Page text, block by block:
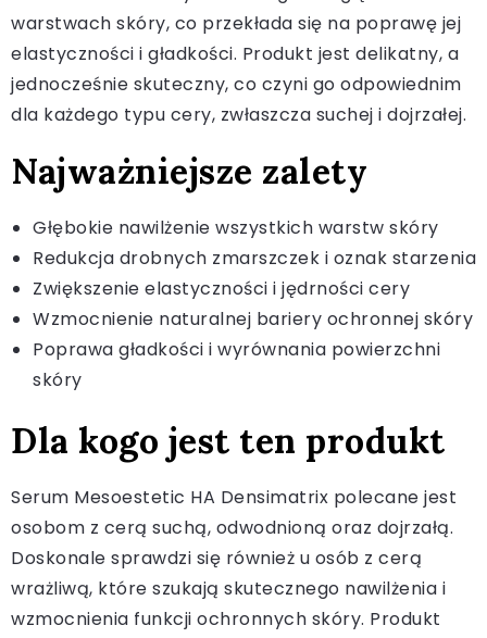
warstwach skóry, co przekłada się na poprawę jej
elastyczności i gładkości. Produkt jest delikatny, a
jednocześnie skuteczny, co czyni go odpowiednim
dla każdego typu cery, zwłaszcza suchej i dojrzałej.
Najważniejsze zalety
Głębokie nawilżenie wszystkich warstw skóry
Redukcja drobnych zmarszczek i oznak starzenia
Zwiększenie elastyczności i jędrności cery
Wzmocnienie naturalnej bariery ochronnej skóry
Poprawa gładkości i wyrównania powierzchni
skóry
Dla kogo jest ten produkt
Serum Mesoestetic HA Densimatrix polecane jest
osobom z cerą suchą, odwodnioną oraz dojrzałą.
Doskonale sprawdzi się również u osób z cerą
wrażliwą, które szukają skutecznego nawilżenia i
wzmocnienia funkcji ochronnych skóry. Produkt